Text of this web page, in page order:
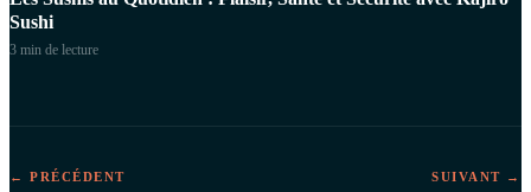
Sushi
3 min de lecture
← PRÉCÉDENT SUIVANT →